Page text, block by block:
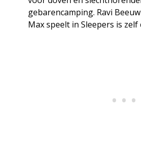
gebarencamping. Ravi
Max speelt in Sleepers is